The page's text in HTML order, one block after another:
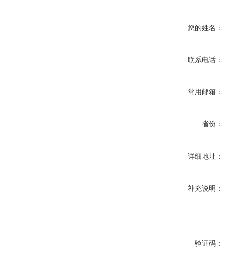
您的姓名：
联系电话：
常用邮箱：
省份：
详细地址：
补充说明：
验证码：